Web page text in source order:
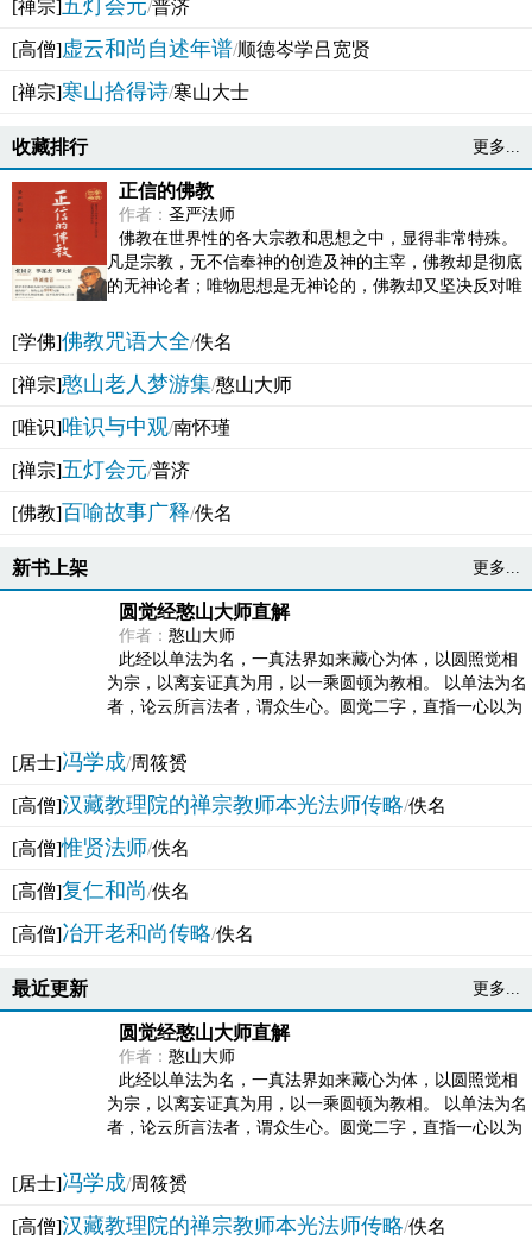
[禅宗]五灯会元/普济
[高僧]虚云和尚自述年谱/顺德岑学吕宽贤
[禅宗]寒山拾得诗/寒山大士
收藏排行 更多...
正信的佛教
作者： 圣严法师
佛教在世界性的各大宗教和思想之中，显得非常特殊。
凡是宗教，无不信奉神的创造及神的主宰，佛教却是彻底
的无神论者；唯物思想是无神论的，佛教却又坚决反对唯
[学佛]佛教咒语大全/佚名
[禅宗]憨山老人梦游集/憨山大师
[唯识]唯识与中观/南怀瑾
[禅宗]五灯会元/普济
[佛教]百喻故事广释/佚名
新书上架 更多...
圆觉经憨山大师直解
作者： 憨山大师
此经以单法为名，一真法界如来藏心为体，以圆照觉相
为宗，以离妄证真为用，以一乘圆顿为教相。 以单法为名
者，论云所言法者，谓众生心。圆觉二字，直指一心以为
[居士]冯学成/周筱赟
[高僧]汉藏教理院的禅宗教师本光法师传略/佚名
[高僧]惟贤法师/佚名
[高僧]复仁和尚/佚名
[高僧]冶开老和尚传略/佚名
最近更新 更多...
圆觉经憨山大师直解
作者： 憨山大师
此经以单法为名，一真法界如来藏心为体，以圆照觉相
为宗，以离妄证真为用，以一乘圆顿为教相。 以单法为名
者，论云所言法者，谓众生心。圆觉二字，直指一心以为
[居士]冯学成/周筱赟
[高僧]汉藏教理院的禅宗教师本光法师传略/佚名